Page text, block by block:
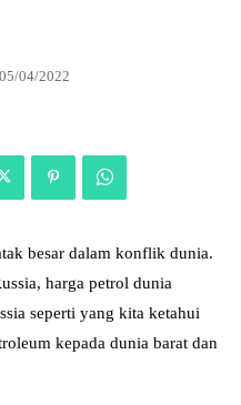
05/04/2022
besar dalam konflik dunia.
harga petrol dunia
seperti yang kita ketahui
kepada dunia barat dan